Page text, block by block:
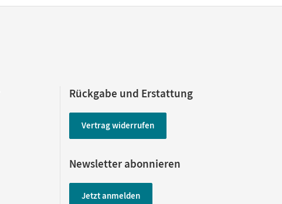
Rückgabe und Erstattung
Vertrag widerrufen
Newsletter abonnieren
Jetzt anmelden